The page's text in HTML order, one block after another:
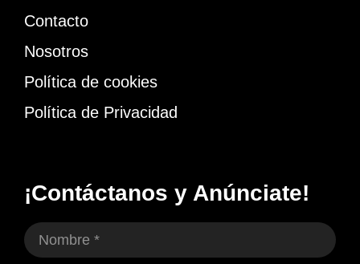
Contacto
Nosotros
Política de cookies
Política de Privacidad
¡Contáctanos y Anúnciate!